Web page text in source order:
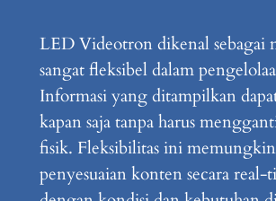
LED Videotron dikenal sebagai
sangat fleksibel dalam
Informasi yang ditampilkan
kapan saja tanpa harus
fisik. Fleksibilitas ini
penyesuaian konten secara real-